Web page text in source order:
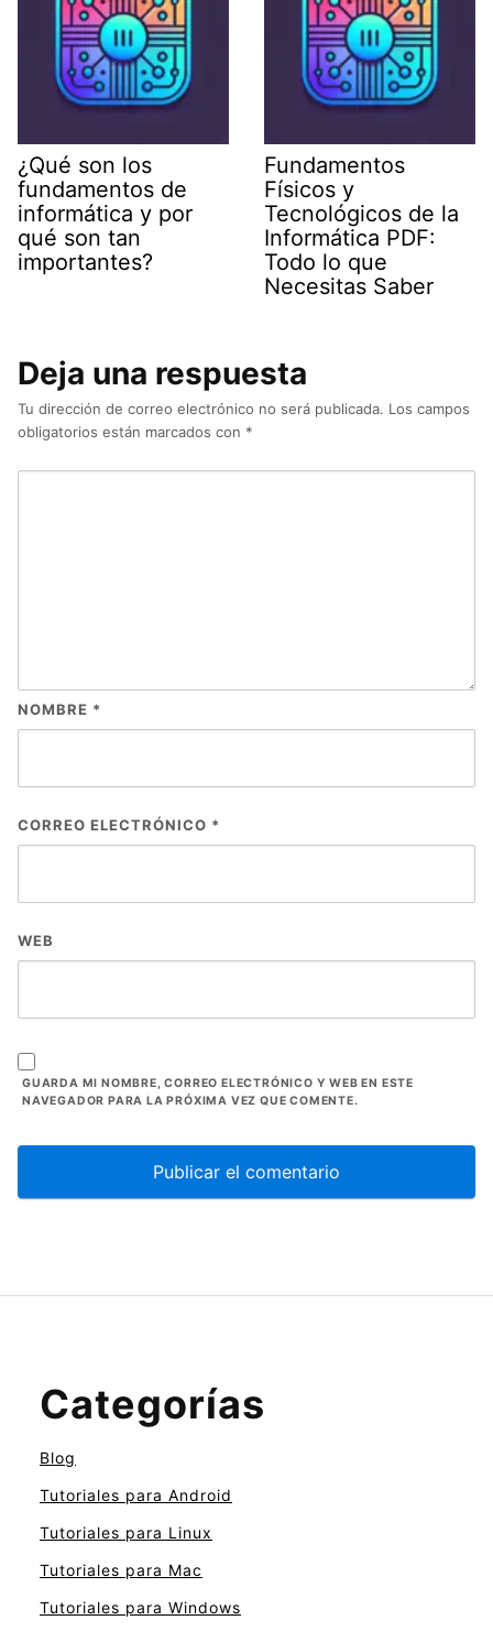
¿Qué son los
fundamentos de
informática y por
qué son tan
importantes?
Fundamentos
Físicos y
Tecnológicos de la
Informática PDF:
Todo lo que
Necesitas Saber
Deja una respuesta
Tu dirección de correo electrónico no será publicada. Los campos
obligatorios están marcados con *
NOMBRE *
CORREO ELECTRÓNICO *
WEB
GUARDA MI NOMBRE, CORREO ELECTRÓNICO Y WEB EN ESTE
NAVEGADOR PARA LA PRÓXIMA VEZ QUE COMENTE.
Categorías
Blog
Tutoriales para Android
Tutoriales para Linux
Tutoriales para Mac
Tutoriales para Windows